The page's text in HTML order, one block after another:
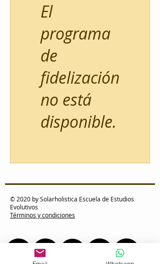
El
programa
de
fidelización
no está
disponible.
© 2020 by Solarholistica Escuela de Estudios
Evolutivos
Términos y condiciones